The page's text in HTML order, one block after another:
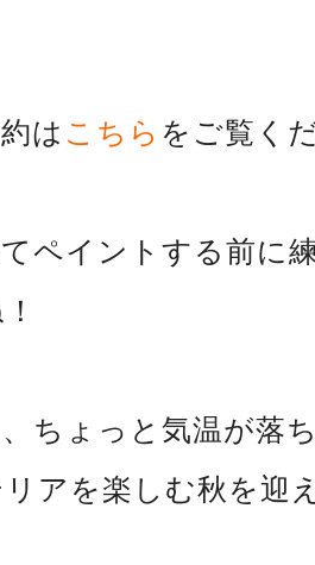
はこちら をご覧く
ペイントする前に
ちょっと気温が落
アを楽しむ秋を迎